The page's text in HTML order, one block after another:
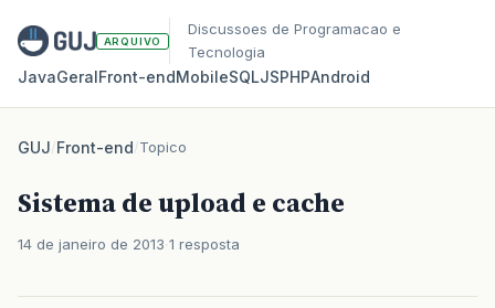
ARQUIVO
Discussoes de Programacao e
Tecnologia
JavaGeralFront‑endMobileSQLJSPHPAndroid
GUJ/Front-end/Topico
Sistema de upload e cache
14 de janeiro de 2013 1 resposta